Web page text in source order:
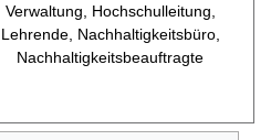
Verwaltung, Hochschulleitung,
Lehrende, Nachhaltigkeitsbüro,
Nachhaltigkeitsbeauftragte